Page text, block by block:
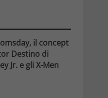
il concept
Destino di
Jr. e gli X-Men